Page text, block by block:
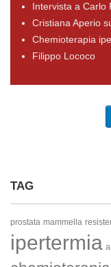
Intervista a Carlo
Cristiana Aperio
Chemioterapia
Filippo Lococo
TAG
prostata mammella
ipertermia